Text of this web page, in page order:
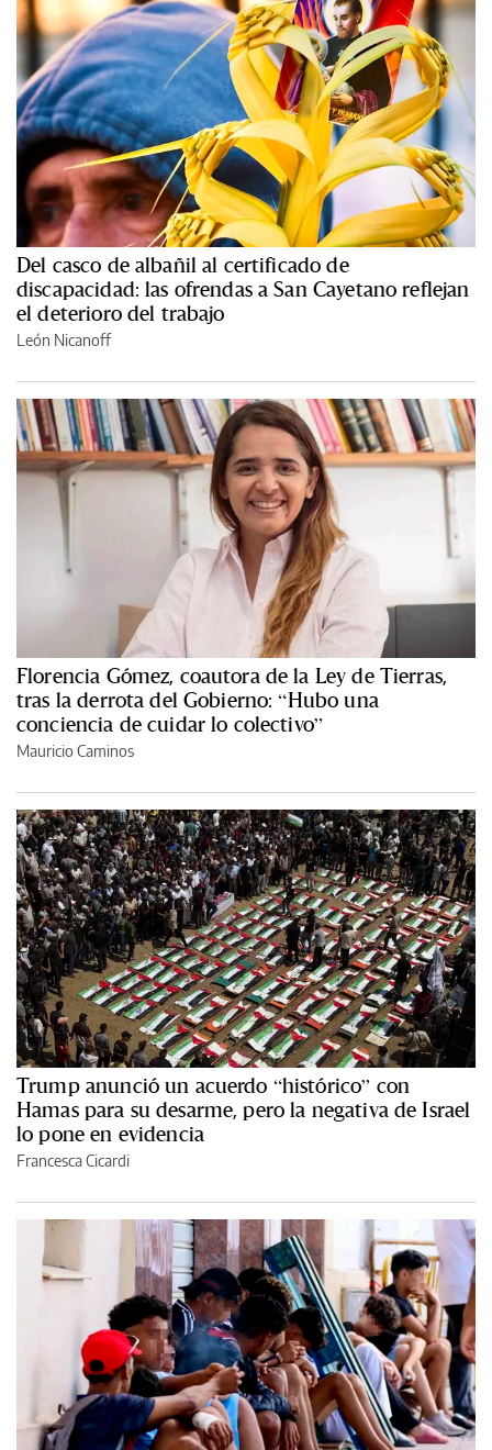
Del casco de albañil al certificado de
discapacidad: las ofrendas a San Cayetano reflejan
el deterioro del trabajo
León Nicanoff
Florencia Gómez, coautora de la Ley de Tierras,
tras la derrota del Gobierno: “Hubo una
conciencia de cuidar lo colectivo”
Mauricio Caminos
Trump anunció un acuerdo “histórico” con
Hamas para su desarme, pero la negativa de Israel
lo pone en evidencia
Francesca Cicardi